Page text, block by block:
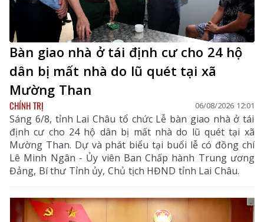
Bàn giao nhà ở tái định cư cho 24 hộ
dân bị mất nhà do lũ quét tại xã
Mường Than
CHÍNH TRỊ 06/08/2026 12:01
Sáng 6/8, tỉnh Lai Châu tổ chức Lễ bàn giao nhà ở tái
định cư cho 24 hộ dân bị mất nhà do lũ quét tại xã
Mường Than. Dự và phát biểu tại buổi lễ có đồng chí
Lê Minh Ngân - Ủy viên Ban Chấp hành Trung ương
Đảng, Bí thư Tỉnh ủy, Chủ tịch HĐND tỉnh Lai Châu.